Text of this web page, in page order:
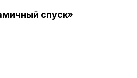
спуск»